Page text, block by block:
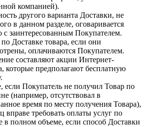
компанией).
другого варианта Доставки, не
в данном разделе, оговаривается
с заинтересованным Покупателем.
Доставке товара, если они
оплачиваются Покупателем.
составляют акции Интернет-
которые предполагают бесплатную
если Покупатель не получил Товар по
(например, отсутствовал в
время по месту получения Товара),
вправе требовать оплаты услуг по
в полном объеме, если способ Доставки